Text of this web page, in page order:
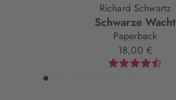
Richard Schwartz
Schwarze Wacht
Paperback
18,00 €